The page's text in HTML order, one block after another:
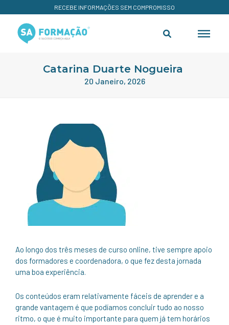
RECEBE INFORMAÇÕES SEM COMPROMISSO
Catarina Duarte Nogueira
20 Janeiro, 2026
Ao longo dos três meses de curso online, tive sempre apoio
dos formadores e coordenadora, o que fez desta jornada
uma boa experiência.
Os conteúdos eram relativamente fáceis de aprender e a
grande vantagem é que podíamos concluir tudo ao nosso
ritmo, o que é muito importante para quem já tem horários